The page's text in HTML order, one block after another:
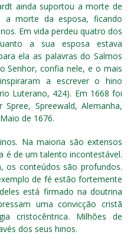
ainda suportou a morte de
morte da esposa, ficando
Em vida perdeu quatro dos
a sua esposa estava
ela as palavras do Salmos
Senhor, confia nele, e o mais
a escrever o hino
Luterano, 424). Em 1668 foi
Spreewald, Alemanha,
de 1676.
Na maioria são extensos
é de um talento incontestável.
os conteúdos são profundos.
de fé estão fortemente
está firmado na doutrina
uma convicção cristã
cristocêntrica. Milhões de
dos seus hinos.